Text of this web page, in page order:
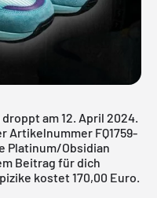
am 12. April 2024.
Artikelnummer FQ1759-
Platinum/Obsidian
Beitrag für dich
kostet 170,00 Euro.